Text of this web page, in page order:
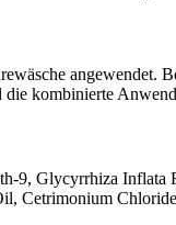
angewendet.
kombinierte
9, Glycyrrhiza
Cetrimonium